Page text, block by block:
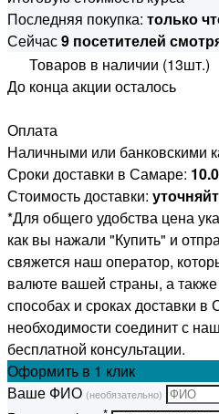
Последняя покупка: только
Сейчас9 посетителей
Товаров в наличии (13шт.)
До конца акции осталось
Оплата
Наличными или банковскими
Сроки доставки в Самаре:
Стоимость доставки:
*Для общего удобства цена
как вы нажали "Купить" и
свяжется наш оператор,
валюте вашей страны, а также
способах и сроках доставки
необходимости соединит с
бесплатной консультации.
Оформить в 1 клик
Ваше ФИО (необязательно)